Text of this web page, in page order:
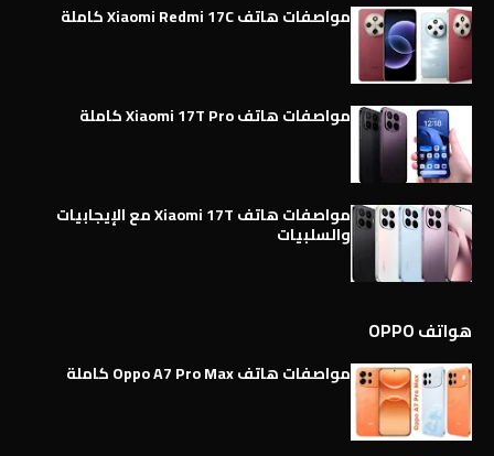
مواصفات هاتف Xiaomi Redmi 17C كاملة
مواصفات هاتف Xiaomi 17T Pro كاملة
مواصفات هاتف Xiaomi 17T مع الإيجابيات
والسلبيات
هواتف OPPO
مواصفات هاتف Oppo A7 Pro Max كاملة